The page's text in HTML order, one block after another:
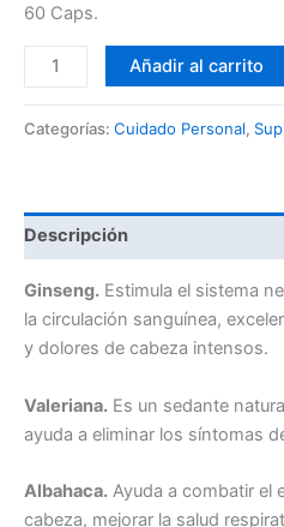
60 Caps.
Añadir al carrito
Categorías: Cuidado Personal,
Descripción
Ginseng. Estimula el sistema
la circulación sanguínea,
y dolores de cabeza intensos.
Valeriana. Es un sedante
ayuda a eliminar los síntomas
Albahaca. Ayuda a combatir el
cabeza, mejorar la salud